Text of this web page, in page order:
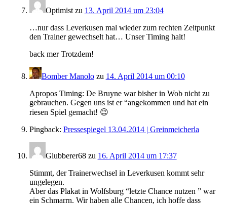
Optimistzu 13. April 2014 um 23:04
…nur dass Leverkusen mal wieder zum rechten Zeitpunkt
den Trainer gewechselt hat… Unser Timing halt!
back mer Trotzdem!
Bomber Manolozu 14. April 2014 um 00:10
Apropos Timing: De Bruyne war bisher in Wob nicht zu
gebrauchen. Gegen uns ist er “angekommen und hat ein
riesen Spiel gemacht! 😉
Pingback: Pressespiegel 13.04.2014 | Greinmeicherla
Glubberer68zu 16. April 2014 um 17:37
Stimmt, der Trainerwechsel in Leverkusen kommt sehr
ungelegen.
Aber das Plakat in Wolfsburg “letzte Chance nutzen ” war
ein Schmarrn. Wir haben alle Chancen, ich hoffe dass